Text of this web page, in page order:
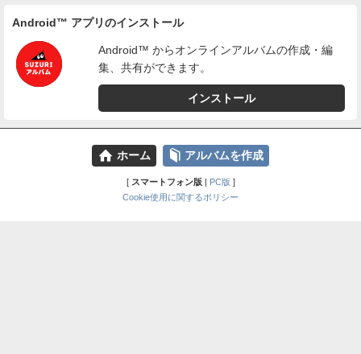
Android™ アプリのインストール
Android™ からオンラインアルバムの作成・編
集、共有ができます。
インストール
⌂ ホーム 📕 アルバムを作成
[ スマートフォン版| PC版 ]
Cookie使用に関するポリシー